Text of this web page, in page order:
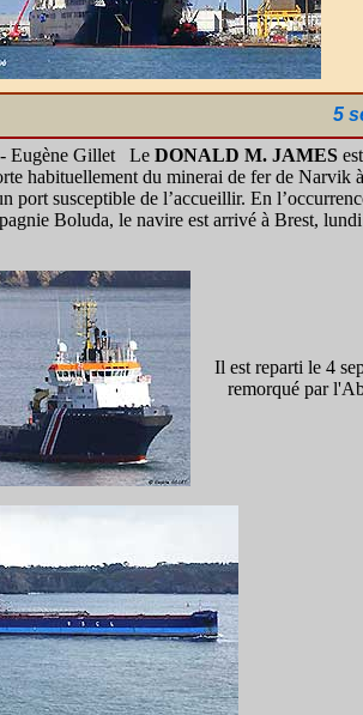
5
- Eugène Gillet Le DONALD M. JAMES
habituellement du minerai de fer de Narvik
port susceptible de l’accueillir. En
Boluda, le navire est arrivé à Brest,
Il est reparti le 4
remorqué par